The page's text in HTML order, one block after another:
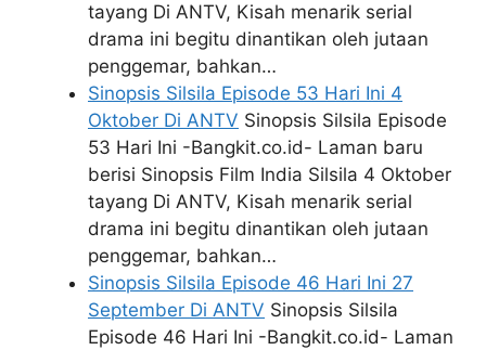
tayang Di ANTV, Kisah menarik serial
drama ini begitu dinantikan oleh jutaan
penggemar, bahkan…
Sinopsis Silsila Episode 53 Hari Ini 4
Oktober Di ANTV Sinopsis Silsila Episode
53 Hari Ini -Bangkit.co.id- Laman baru
berisi Sinopsis Film India Silsila 4 Oktober
tayang Di ANTV, Kisah menarik serial
drama ini begitu dinantikan oleh jutaan
penggemar, bahkan…
Sinopsis Silsila Episode 46 Hari Ini 27
September Di ANTV Sinopsis Silsila
Episode 46 Hari Ini -Bangkit.co.id- Laman